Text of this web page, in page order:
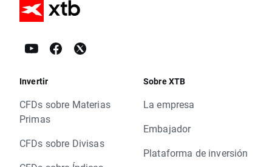
Invertir
CFDs sobre Materias
Primas
CFDs sobre Divisas
Sobre XTB
La empresa
Embajador
Plataforma de inversión